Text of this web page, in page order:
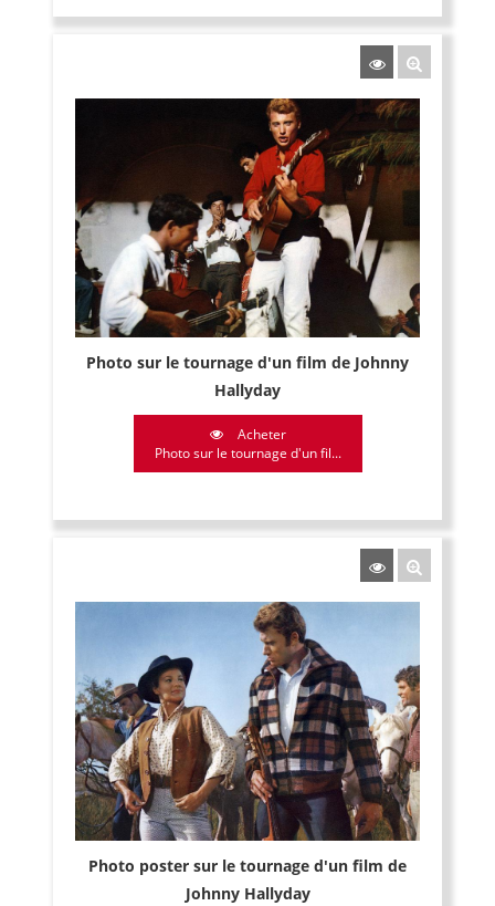
Photo sur le tournage d'un film de Johnny
Hallyday
Acheter
Photo sur le tournage d'un fil...
Photo poster sur le tournage d'un film de
Johnny Hallyday